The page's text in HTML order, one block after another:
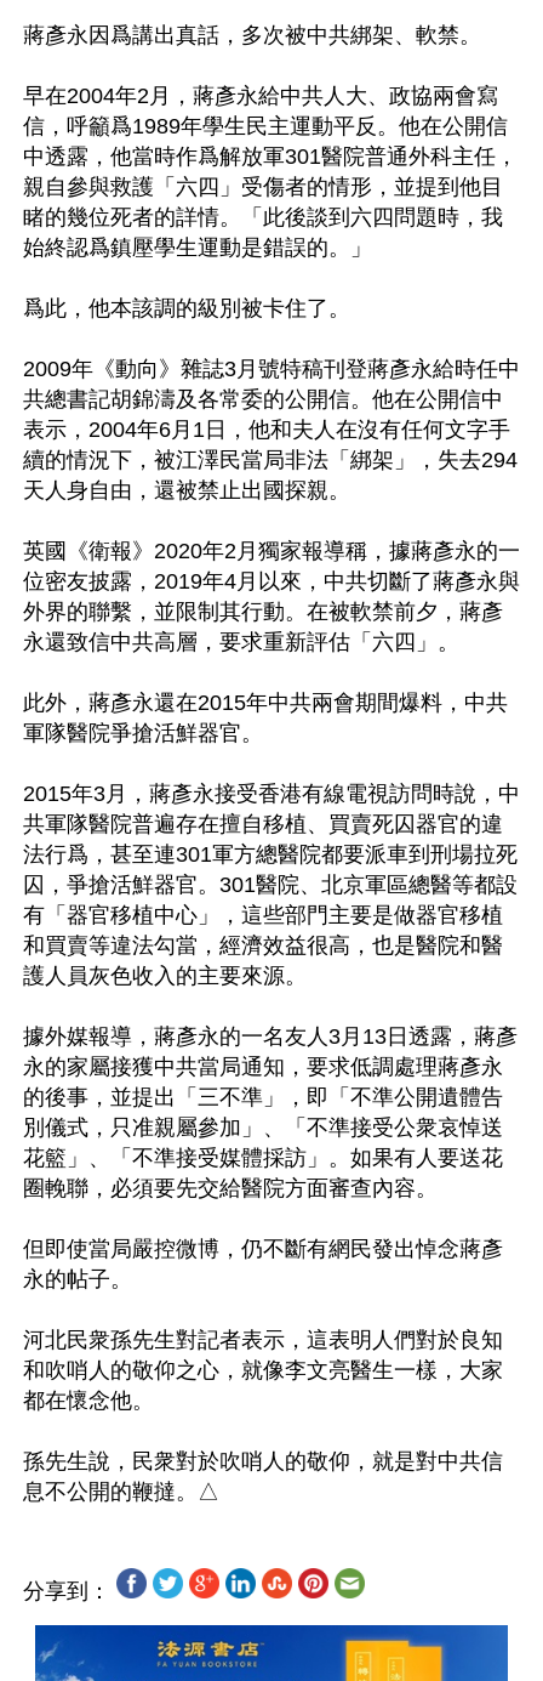
蔣彥永因爲講出真話，多次被中共綁架、軟禁。
早在2004年2月，蔣彥永給中共人大、政協兩會寫
信，呼籲爲1989年學生民主運動平反。他在公開信
中透露，他當時作爲解放軍301醫院普通外科主任，
親自參與救護「六四」受傷者的情形，並提到他目
睹的幾位死者的詳情。「此後談到六四問題時，我
始終認爲鎮壓學生運動是錯誤的。」
爲此，他本該調的級別被卡住了。
2009年《動向》雜誌3月號特稿刊登蔣彥永給時任中
共總書記胡錦濤及各常委的公開信。他在公開信中
表示，2004年6月1日，他和夫人在沒有任何文字手
續的情況下，被江澤民當局非法「綁架」，失去294
天人身自由，還被禁止出國探親。
英國《衛報》2020年2月獨家報導稱，據蔣彥永的一
位密友披露，2019年4月以來，中共切斷了蔣彥永與
外界的聯繫，並限制其行動。在被軟禁前夕，蔣彥
永還致信中共高層，要求重新評估「六四」。
此外，蔣彥永還在2015年中共兩會期間爆料，中共
軍隊醫院爭搶活鮮器官。
2015年3月，蔣彥永接受香港有線電視訪問時說，中
共軍隊醫院普遍存在擅自移植、買賣死囚器官的違
法行爲，甚至連301軍方總醫院都要派車到刑場拉死
囚，爭搶活鮮器官。301醫院、北京軍區總醫等都設
有「器官移植中心」，這些部門主要是做器官移植
和買賣等違法勾當，經濟效益很高，也是醫院和醫
護人員灰色收入的主要來源。
據外媒報導，蔣彥永的一名友人3月13日透露，蔣彥
永的家屬接獲中共當局通知，要求低調處理蔣彥永
的後事，並提出「三不準」，即「不準公開遺體告
別儀式，只准親屬參加」、「不準接受公衆哀悼送
花籃」、「不準接受媒體採訪」。如果有人要送花
圈輓聯，必須要先交給醫院方面審查內容。
但即使當局嚴控微博，仍不斷有網民發出悼念蔣彥
永的帖子。
河北民衆孫先生對記者表示，這表明人們對於良知
和吹哨人的敬仰之心，就像李文亮醫生一樣，大家
都在懷念他。
孫先生說，民衆對於吹哨人的敬仰，就是對中共信
分享到：